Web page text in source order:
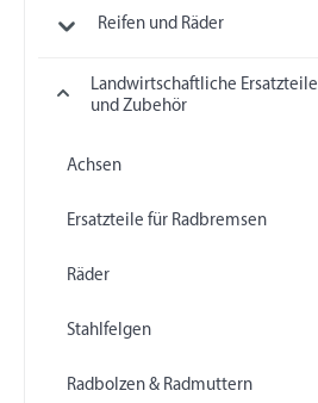
Reifen und Räder
Landwirtschaftliche Ersatzteile
und Zubehör
Achsen
Ersatzteile für Radbremsen
Räder
Stahlfelgen
Radbolzen & Radmuttern